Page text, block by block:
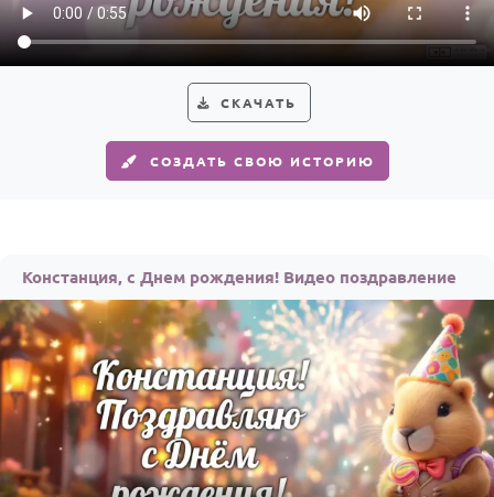
Годовщина свадьбы
Календарь праздников
Женщине
Мужчине
Детям
Все родственники
ПЕРСОНАЛЬНЫЕ
Пожелания
По именам
По годам
СКАЧАТЬ
СОЗДАТЬ СВОЮ ИСТОРИЮ
Констанция, с Днем рождения! Видео поздравление